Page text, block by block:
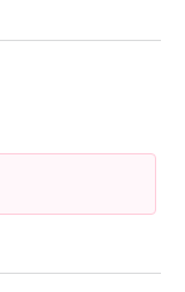
見る
見る